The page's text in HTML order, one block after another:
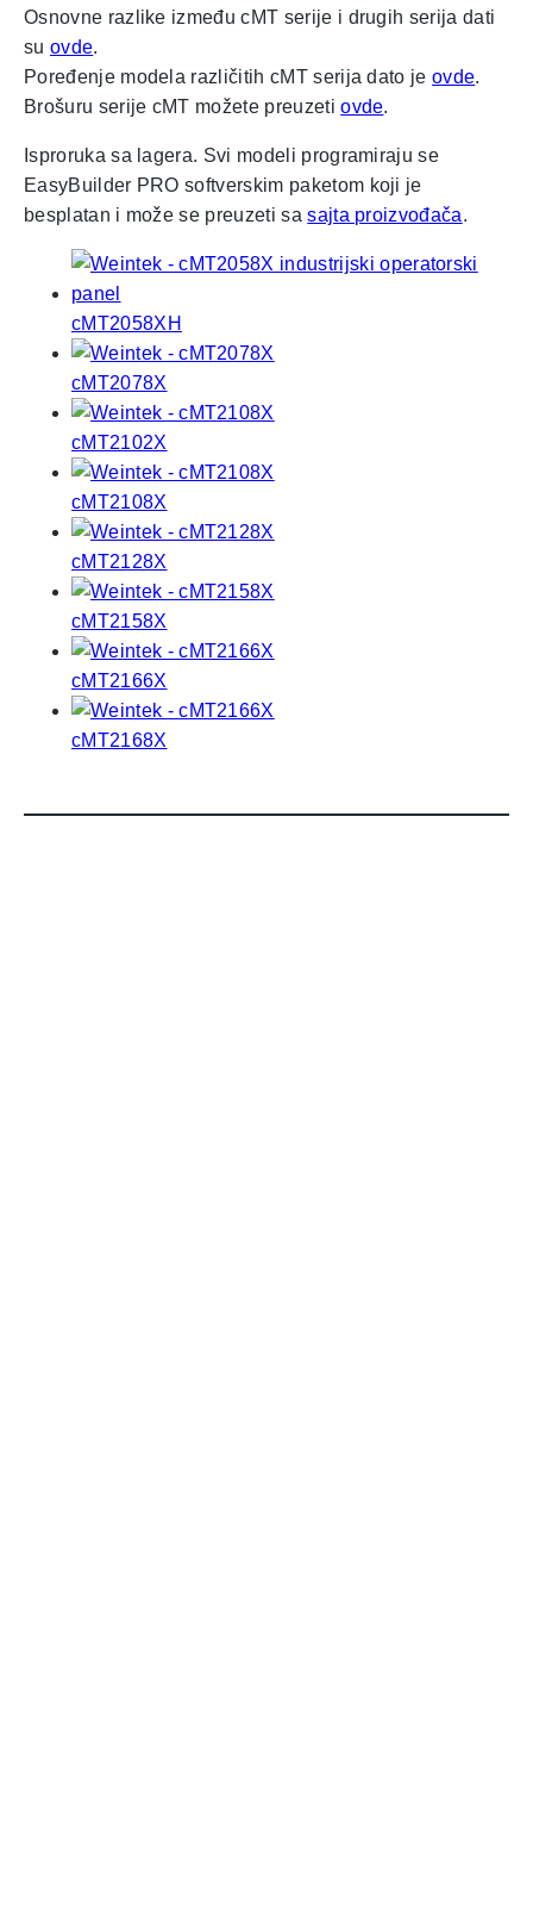
Osnovne razlike između cMT serije i drugih serija dati
su ovde.
Poređenje modela različitih cMT serija dato jeovde.
Brošuru serije cMT možete preuzetiovde.
Isproruka sa lagera. Svi modeli programiraju se
EasyBuilder PRO softverskim paketom koji je
besplatan i može se preuzeti sasajta proizvođača.
cMT2058XH
cMT2078X
cMT2102X
cMT2108X
cMT2128X
cMT2158X
cMT2166X
cMT2168X